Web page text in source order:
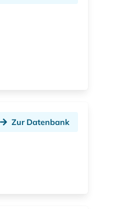
Zur Datenbank